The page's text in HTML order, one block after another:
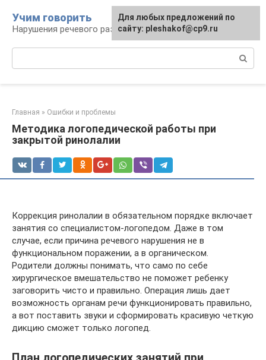
контенту
Учим говорить
Нарушения речевого развития
Главная » Ошибки и проблемы
Методика логопедической работы при
закрытой ринолалии
Коррекция ринолалии в обязательном порядке включает
занятия со специалистом-логопедом. Даже в том
случае, если причина речевого нарушения не в
функциональном поражении, а в органическом.
Родители должны понимать, что само по себе
хирургическое вмешательство не поможет ребенку
заговорить чисто и правильно. Операция лишь дает
возможность органам речи функционировать правильно,
а вот поставить звуки и сформировать красивую четкую
дикцию сможет только логопед.
Для любых предложений по
сайту: pleshakof@cp9.ru